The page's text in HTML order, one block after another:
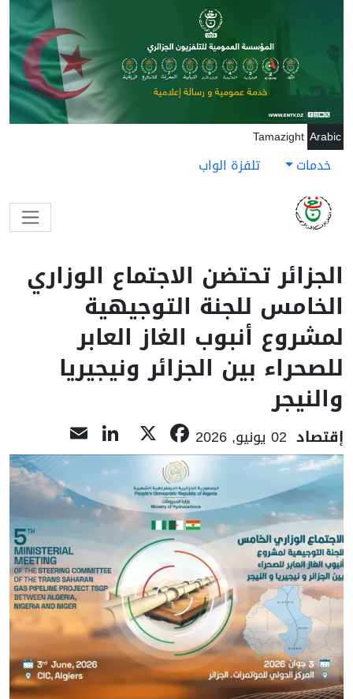
تجاوز إلى المحتوى الرئيسي
Arabic
Tamazight
خدمات تلفزة الواب
الجزائر تحتضن الاجتماع الوزاري
الخامس للجنة التوجيهية
لمشروع أنبوب الغاز العابر
للصحراء بين الجزائر ونيجيريا
والنيجر
إقتصاد 02 يونيو, 2026 Facebook
LinkedIn